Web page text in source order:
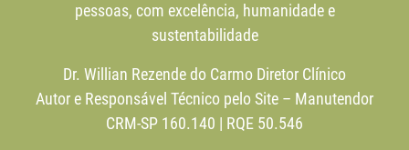
pessoas, com excelência, humanidade e
sustentabilidade
Dr. Willian Rezende do Carmo Diretor Clínico
Autor e Responsável Técnico pelo Site – Manutendor
CRM-SP 160.140 | RQE 50.546